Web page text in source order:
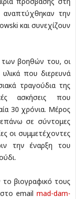
την
και συνεχίζουν
βοηθών του, οι
που διερευνά
τραγούδια της
ασκήσεις που
30 χρόνια. Μέρος
σε σύντομες
οι συμμετέχοντες
την έναρξη του
βιογραφικό τους
email mad-dam-